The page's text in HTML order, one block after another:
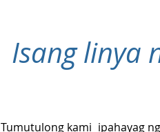
Isang linya
Tumutulong kami ipahayag